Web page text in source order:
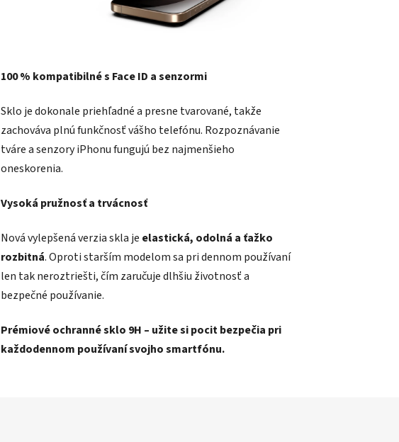
100 % kompatibilné s Face ID a senzormi
Sklo je dokonale priehľadné a presne tvarované, takže
zachováva plnú funkčnosť vášho telefónu. Rozpoznávanie
tváre a senzory iPhonu fungujú bez najmenšieho
oneskorenia.
Vysoká pružnosť a trvácnosť
Nová vylepšená verzia skla je elastická, odolná a ťažko
rozbitná. Oproti starším modelom sa pri dennom používaní
len tak neroztriešti, čím zaručuje dlhšiu životnosť a
bezpečné používanie.
Prémiové ochranné sklo 9H – užite si pocit bezpečia pri
každodennom používaní svojho smartfónu.